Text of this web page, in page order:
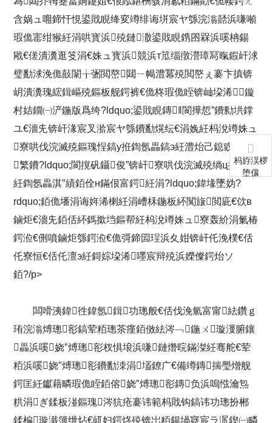
含娲ュ唨鍗忓悓鍙戝睍绛変竴绯诲垪宸ヤ綔浣滃嚭浜嗛噸
瑕佹寚绀猴紝涓哄寳浜殑鏈潵鍙戝睍鎸囨槑浜嗘柟鍚
戙€傞潰瀵逛笅涓€姝ュ寳浜競浜т笟缁撴瀯璋冩暣鍜屽浗
璧勫浗浼佹敼闈╁弻閲嶅閮ㄧ幆澧冪殑閲嶅ぇ褰卞搷锛
岄潰瀵瑰綋鍓嶇殑鏂板舰鍔裤€佹柊瑕佹眰锛屾垜浠鏇
村姞鐗㈠浐鍦版爲绔?ldquo;鍙戝睍鏄‖閬撶悊”鐨勬垬鐣
ユ€濇兂锛屽湪宸叉湁宸ヤ綔鐨勫熀纭€涓婏紝杩涗竴姝ュ
寮哄伐浣滅殑鏂瑰悜鎬у拰鍧氬畾鎬э紝澧炲己鎴戜滑鑷
繁鐨?ldquo;閬撹矾鑷俊”锛屽寮哄伐浣滅殑绱ц揩鎰燂
紝鍧氬畾淇″績銆佺н鏋佷富鍔紝涓?ldquo;鍏堟墜妫?
rdquo;銆佹墦涓诲姩浠楋紝涓嶆柇鍦板紑闃旇閲庛€佽в
鏀炬€濇兂銆佸紑鎷撳垱鏂帮紝杩涗竴姝ュ寮轰紒涓氭椿
鍔涖€侀噴鏀炬綔鍔涖€佹彁鍗囩珵浜夊姏锛屽仛浼樸€佸
仛寮恒€佸仛澶э紝鎶婃垜浠嚜宸辩殑浜嬫儏鍔炲ソ
銆?/p>
闆嗗洟鍏徃鍏氬鍓功璁般€佸伐浼氫富甯紶鑽ｇ
珛浣滃煿璁彮鎬荤粨璁茶瘽銆傚紶涔﹁鍦ㄨ璇濅腑鑲
畾浜嗘娆″煿璁彮杈惧埌浜嗛鏈熸晥鏋滐紝骞舵€荤
粨浜嗘娆″煿璁彮鐨勫洓涓壒鐐广€備竴鏄揣璺熷舰
鍔匡紝钀藉疄瑕佹眰銆傛娆″煿璁彮鏄负浜嗚惤瀹炰
粠涓ぎ鍒板湴鏂瑰涔犺疮褰讳範杩戝钩鎬讳功璁扮郴
鍒楄璇濈簿绁炶€屼妇鍔炵殑锛岀粨鍚堝寲宸ラ泦鍥㈠疄
杩斿洖椤
堕儴